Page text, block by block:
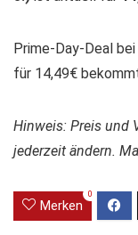
Prime-Day-Deal
für 14,49€
Hinweis: Preis und
jederzeit ändern.
Merken
0